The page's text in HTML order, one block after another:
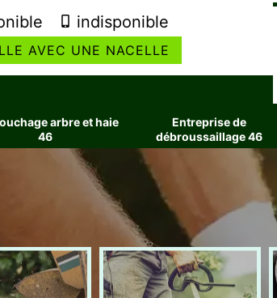
indisponible
AVEC UNE NACELLE
arbre et haie
46
Entreprise de
débroussaillage 46